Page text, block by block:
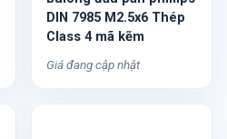
DIN 7985 M2.5x6 Thép
Class 4 mã kẽm
Giá đang cập nhật